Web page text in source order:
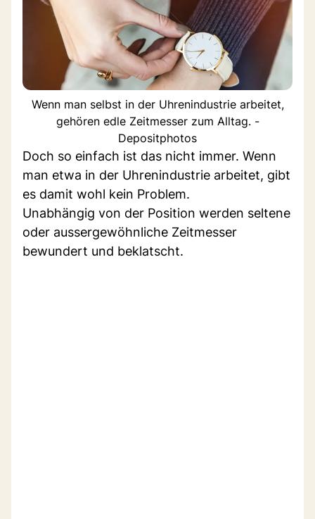
Wenn man selbst in der Uhrenindustrie arbeitet,
gehören edle Zeitmesser zum Alltag. -
Depositphotos
Doch so einfach ist das nicht immer. Wenn
man etwa in der Uhrenindustrie arbeitet, gibt
es damit wohl kein Problem.
Unabhängig von der Position werden seltene
oder aussergewöhnliche Zeitmesser
bewundert und beklatscht.